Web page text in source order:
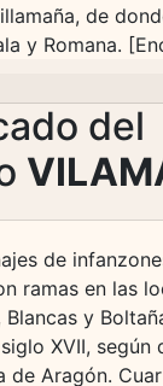
de
y Romana.
del
de
ramas en las
y
XVII, según
de Aragón.